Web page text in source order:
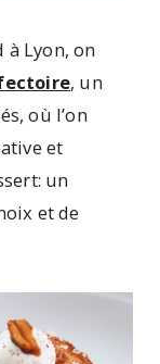
Lyon, on
, un
où l’on
et
un
et de